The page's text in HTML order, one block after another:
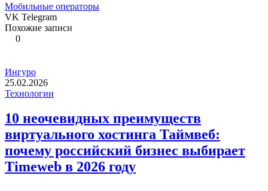
Мобильные операторы
VK Telegram
Похожие записи
0
Ингуро
25.02.2026
Технологии
10 неочевидных преимуществ
виртуального хостинга Таймвеб:
почему российский бизнес выбирает
Timeweb в 2026 году